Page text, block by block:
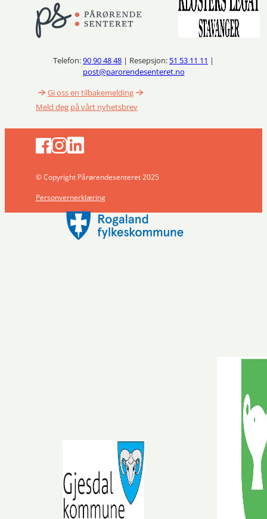
Telefon:90 90 48 48 | Resepsjon: 51 53 11 11 |
post@parorendesenteret.no
Gi oss en tilbakemelding
Meld deg på vårt nyhetsbrev
© Copyright Pårørendesenteret 2025
Personvernerklæring